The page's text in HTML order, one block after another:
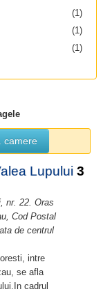
(1)
(1)
(1)
camere
Lupului 3
nr. 22. Oras
Cod Postal
de centrul
intre
se afla
cadrul